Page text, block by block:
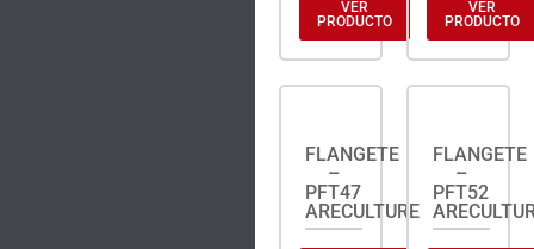
VER
PRODUCTO
VER
PRODUCTO
FLANGETE
–
PFT47
ARECULTURE
FLANGETE
–
PFT52